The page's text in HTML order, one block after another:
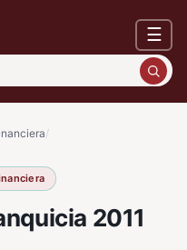
☰
/
2011